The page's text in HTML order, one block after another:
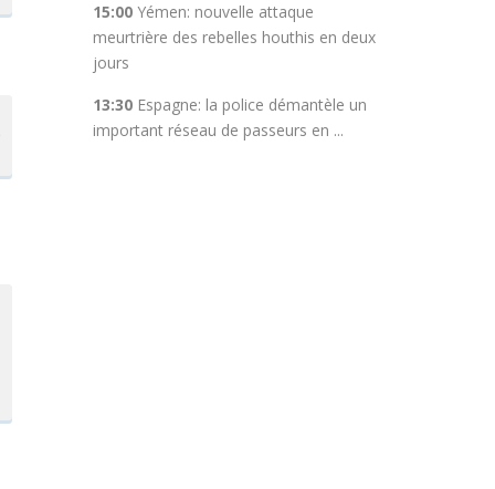
15:00Yémen: nouvelle attaque
meurtrière des rebelles houthis en deux
jours
13:30Espagne: la police démantèle un
important réseau de passeurs en ...